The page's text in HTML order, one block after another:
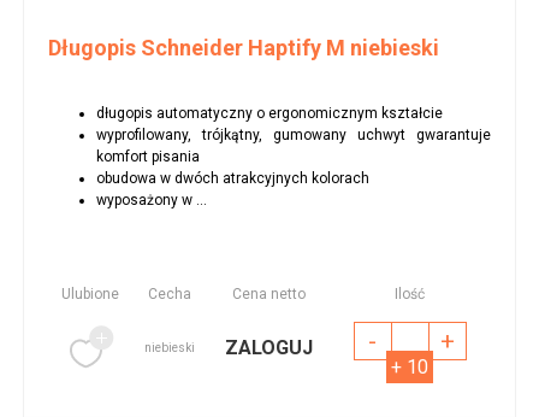
Długopis Schneider Haptify M niebieski
długopis automatyczny o ergonomicznym kształcie
wyprofilowany, trójkątny, gumowany uchwyt gwarantuje
komfort pisania
obudowa w dwóch atrakcyjnych kolorach
wyposażony w ...
Ulubione Cecha Cena netto Ilość
niebieski ZALOGUJ - +
+ 10